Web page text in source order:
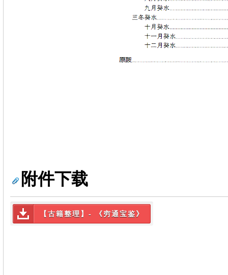
附件下载
【古籍整理】- 《穷通宝鉴》